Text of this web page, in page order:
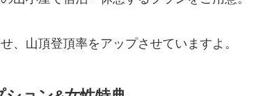
、山頂登頂率をアップさせていますよ。